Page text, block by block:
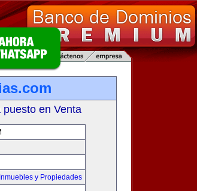
en Venta
Inmuebles y Propiedades